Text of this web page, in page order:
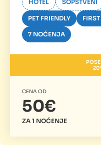
HOTEL SOPSTVENI
PET FRIENDLY
7 NOĆENJA
CENA OD
50€
ZA 1 NOĆENJE